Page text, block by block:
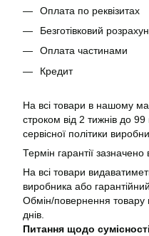
Оплата по реквізитах
Безготівковий
Оплата частинами
Кредит
На всі товари в нашому
строком від 2 тижнів до 99
сервісної політики
Термін гарантії
На всі товари
виробника або
Обмін/повернення товару
днів.
Питання щодо